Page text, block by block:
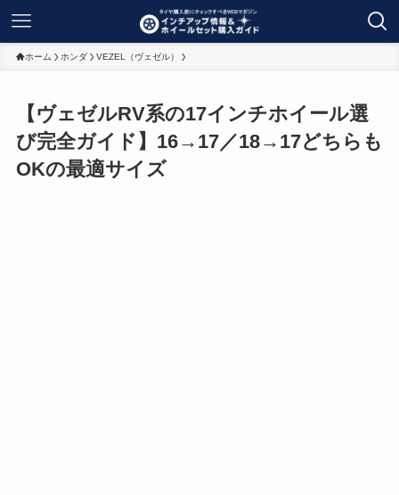
ホーム ホンダ VEZEL（ヴェゼル）
【ヴェゼルRV系の17インチホイール選
び完全ガイド】16→17／18→17どちらも
OKの最適サイズ